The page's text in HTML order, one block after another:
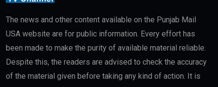
The news and other content available on the Punjab Mail
USA website are for public information. Every effort has
been made to make the purity of available material reliable.
Despite this, the readers are advised to check the accuracy
of the material given before taking any kind of action. It is